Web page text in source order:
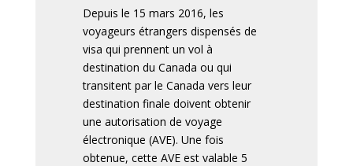
Depuis le 15 mars 2016, les
voyageurs étrangers dispensés de
visa qui prennent un vol à
destination du Canada ou qui
transitent par le Canada vers leur
destination finale doivent obtenir
une autorisation de voyage
électronique (AVE). Une fois
obtenue, cette AVE est valable 5